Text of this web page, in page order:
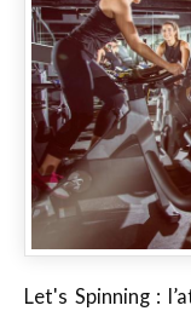
Let's Spinning :